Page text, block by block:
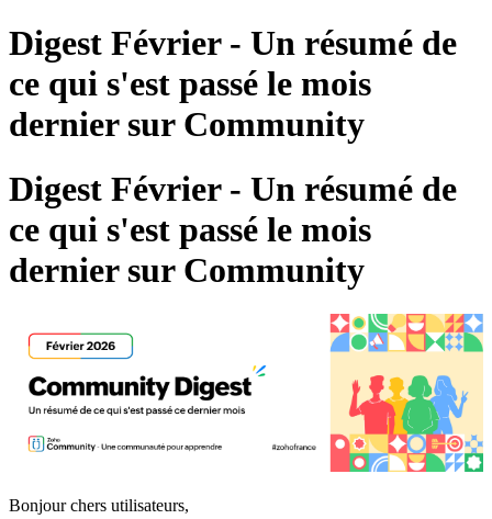
Digest Février - Un résumé de
ce qui s'est passé le mois
dernier sur Community
Digest Février - Un résumé de
ce qui s'est passé le mois
dernier sur Community
Bonjour chers utilisateurs,